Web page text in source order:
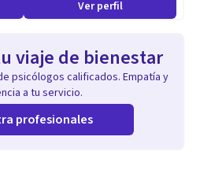
Ver perfil
viaje de bienestar
psicólogos calificados. Empatía y
a tu servicio.
profesionales